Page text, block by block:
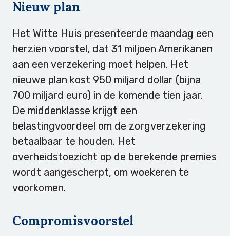
Nieuw plan
Het Witte Huis presenteerde maandag een
herzien voorstel, dat 31 miljoen Amerikanen
aan een verzekering moet helpen. Het
nieuwe plan kost 950 miljard dollar (bijna
700 miljard euro) in de komende tien jaar.
De middenklasse krijgt een
belastingvoordeel om de zorgverzekering
betaalbaar te houden. Het
overheidstoezicht op de berekende premies
wordt aangescherpt, om woekeren te
voorkomen.
Compromisvoorstel